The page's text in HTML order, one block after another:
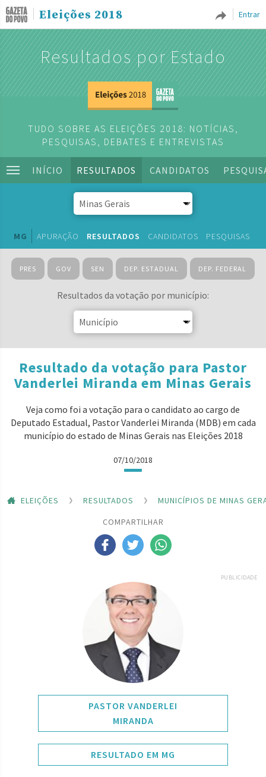
Entrar
Eleições 2018
Resultados por Estado
TUDO SOBRE AS ELEIÇÕES 2018: NOTÍCIAS,
PESQUISAS, DEBATES E ENTREVISTAS
INÍCIO RESULTADOS CANDIDATOS
MG APURAÇÃO RESULTADOS CANDIDATOS PESQUISAS
PRES GOV SEN DEP. ESTADUAL DEP. FEDERAL
Resultados da votação por município:
Resultado da votação para Pastor
Vanderlei Miranda em Minas Gerais
Veja como foi a votação para o candidato ao cargo de
Deputado Estadual, Pastor Vanderlei Miranda (MDB) em cada
município do estado de Minas Gerais nas Eleições 2018
07/10/2018
ELEIÇÕES RESULTADOS
MUNICÍPIOS DE MINAS
COMPARTILHAR
PUBLICIDADE
PASTOR VANDERLEI
MIRANDA
RESULTADO EM MG